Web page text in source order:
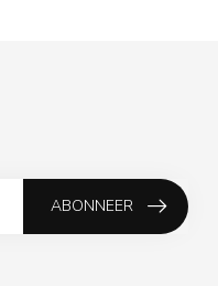
ABONNEER